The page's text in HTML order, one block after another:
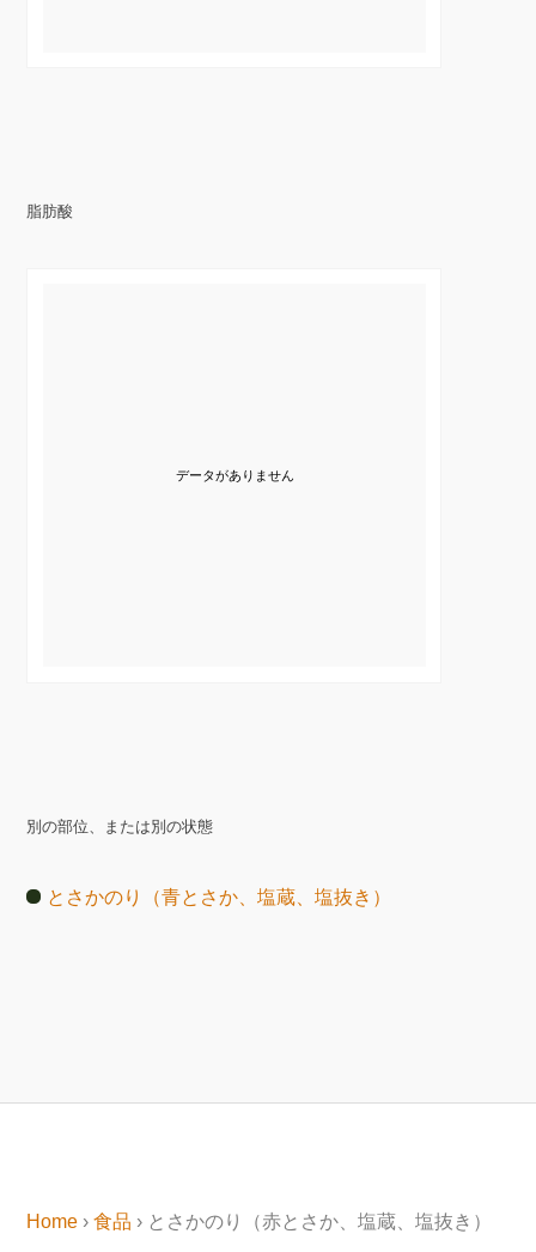
脂肪酸
データがありません
別の部位、または別の状態
とさかのり（青とさか、塩蔵、塩抜き）
Home ›食品 › とさかのり（赤とさか、塩蔵、塩抜き）